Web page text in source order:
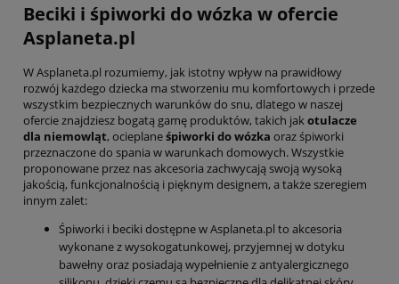
Beciki i śpiworki do wózka w ofercie
Asplaneta.pl
W Asplaneta.pl rozumiemy, jak istotny wpływ na prawidłowy
rozwój każdego dziecka ma stworzeniu mu komfortowych i przede
wszystkim bezpiecznych warunków do snu, dlatego w naszej
ofercie znajdziesz bogatą gamę produktów, takich jakotulacze
dla niemowląt, ocieplaneśpiworki do wózka oraz śpiworki
przeznaczone do spania w warunkach domowych. Wszystkie
proponowane przez nas akcesoria zachwycają swoją wysoką
jakością, funkcjonalnością i pięknym designem, a także szeregiem
innym zalet:
Śpiworki i beciki dostępne w Asplaneta.pl to akcesoria
wykonane z wysokogatunkowej, przyjemnej w dotyku
bawełny oraz posiadają wypełnienie z antyalergicznego